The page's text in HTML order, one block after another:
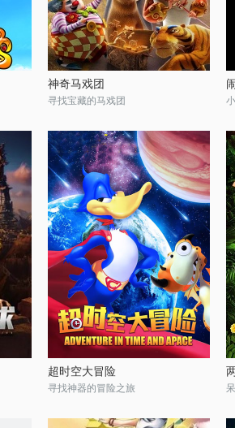
神奇马戏团
寻找宝藏的马戏团
超时空大冒险
寻找神器的冒险之旅